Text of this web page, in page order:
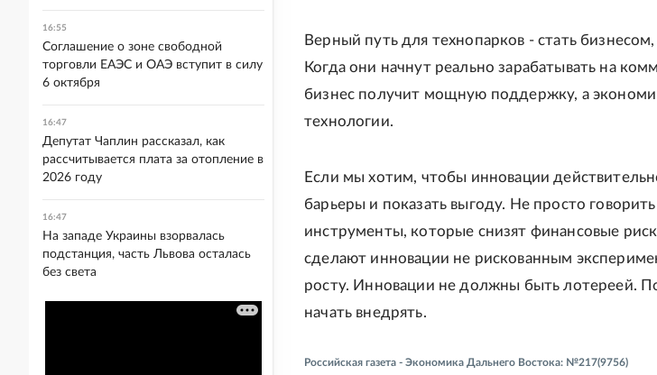
Верный путь для технопарков - стать
Когда они начнут реально зарабатывать на
бизнес получит мощную поддержку, а
технологии.
Если мы хотим, чтобы инновации
барьеры и показать выгоду. Не просто
инструменты, которые снизят финансовые
сделают инновации не рискованным
росту. Инновации не должны быть лотереей.
начать внедрять.
Российская газета - Экономика Дальнего Востока: №217(9756)
16:55
Соглашение о зоне свободной
торговли ЕАЭС и ОАЭ вступит в силу
6 октября
16:47
Депутат Чаплин рассказал, как
рассчитывается плата за отопление в
2026 году
16:47
На западе Украины взорвалась
подстанция, часть Львова осталась
без света